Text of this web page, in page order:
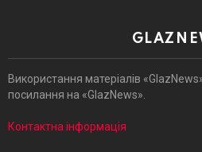
Використання матеріалів
посилання на «GlazNews».
Контактна інформація